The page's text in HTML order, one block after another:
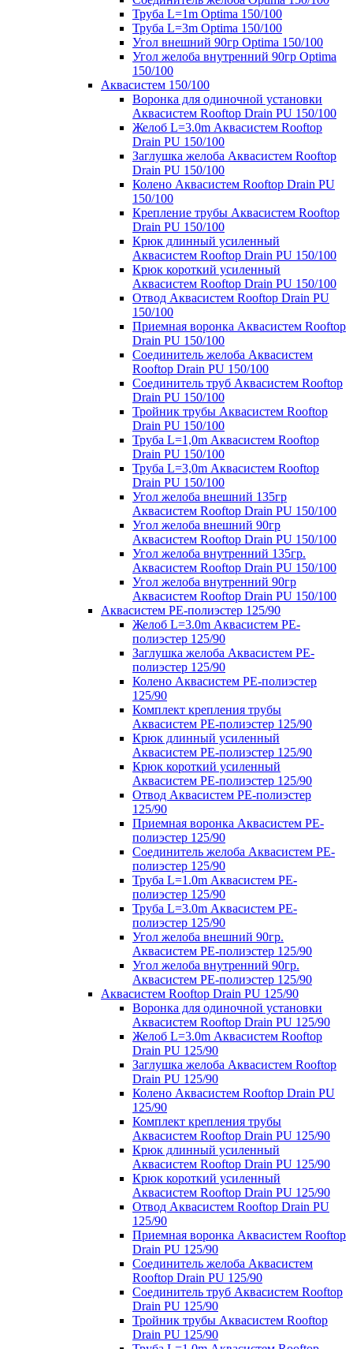
Труба L=1m Optima 150/100
Труба L=3m Optima 150/100
Угол внешний 90гр Optima 150/100
Угол желоба внутренний 90гр Optima
150/100
Аквасистем 150/100
Воронка для одиночной установки
Аквасистем Rooftop Drain PU 150/100
Желоб L=3.0m Аквасистем Rooftop
Drain PU 150/100
Заглушка желоба Аквасистем Rooftop
Drain PU 150/100
Колено Аквасистем Rooftop Drain PU
150/100
Крепление трубы Аквасистем Rooftop
Drain PU 150/100
Крюк длинный усиленный
Аквасистем Rooftop Drain PU 150/100
Крюк короткий усиленный
Аквасистем Rooftop Drain PU 150/100
Отвод Аквасистем Rooftop Drain PU
150/100
Приемная воронка Аквасистем Rooftop
Drain PU 150/100
Соединитель желоба Аквасистем
Rooftop Drain PU 150/100
Соединитель труб Аквасистем Rooftop
Drain PU 150/100
Тройник трубы Аквасистем Rooftop
Drain PU 150/100
Труба L=1,0m Аквасистем Rooftop
Drain PU 150/100
Труба L=3,0m Аквасистем Rooftop
Drain PU 150/100
Угол желоба внешний 135гр
Аквасистем Rooftop Drain PU 150/100
Угол желоба внешний 90гр
Аквасистем Rooftop Drain PU 150/100
Угол желоба внутренний 135гр.
Аквасистем Rooftop Drain PU 150/100
Угол желоба внутренний 90гр
Аквасистем Rooftop Drain PU 150/100
Аквасистем PE-полиэстер 125/90
Желоб L=3.0m Аквасистем PE-
полиэстер 125/90
Заглушка желоба Аквасистем PE-
полиэстер 125/90
Колено Аквасистем PE-полиэстер
125/90
Комплект крепления трубы
Аквасистем PE-полиэстер 125/90
Крюк длинный усиленный
Аквасистем PE-полиэстер 125/90
Крюк короткий усиленный
Аквасистем PE-полиэстер 125/90
Отвод Аквасистем РЕ-полиэстер
125/90
Приемная воронка Аквасистем PE-
полиэстер 125/90
Соединитель желоба Аквасистем PE-
полиэстер 125/90
Труба L=1.0m Аквасистем PE-
полиэстер 125/90
Труба L=3.0m Аквасистем PE-
полиэстер 125/90
Угол желоба внешний 90гр.
Аквасистем PE-полиэстер 125/90
Угол желоба внутренний 90гр.
Аквасистем PE-полиэстер 125/90
Аквасистем Rooftop Drain PU 125/90
Воронка для одиночной установки
Аквасистем Rooftop Drain PU 125/90
Желоб L=3.0m Аквасистем Rooftop
Drain PU 125/90
Заглушка желоба Аквасистем Rooftop
Drain PU 125/90
Колено Аквасистем Rooftop Drain PU
125/90
Комплект крепления трубы
Аквасистем Rooftop Drain PU 125/90
Крюк длинный усиленный
Аквасистем Rooftop Drain PU 125/90
Крюк короткий усиленный
Аквасистем Rooftop Drain PU 125/90
Отвод Аквасистем Rooftop Drain PU
125/90
Приемная воронка Аквасистем Rooftop
Drain PU 125/90
Соединитель желоба Аквасистем
Rooftop Drain PU 125/90
Соединитель труб Аквасистем Rooftop
Drain PU 125/90
Тройник трубы Аквасистем Rooftop
Drain PU 125/90